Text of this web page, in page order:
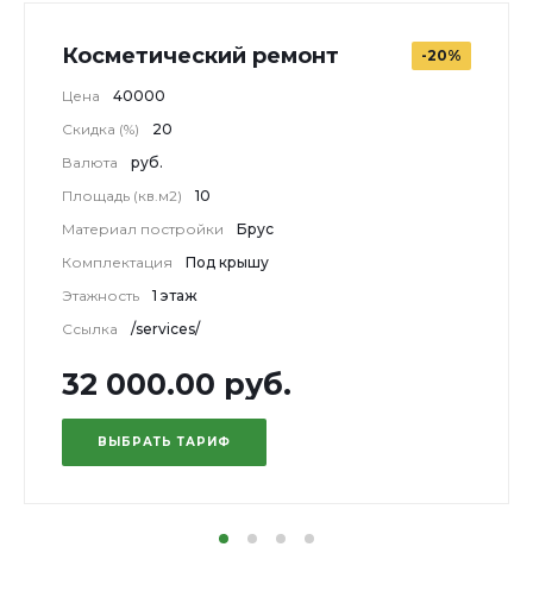
Косметический ремонт -20%
Цена
40000
Скидка (%)
20
Валюта
руб.
Площадь (кв.м2)
10
Материал постройки
Брус
Комплектация
Под крышу
Этажность
1 этаж
Ссылка
/services/
32 000.00 руб.
ВЫБРАТЬ ТАРИФ